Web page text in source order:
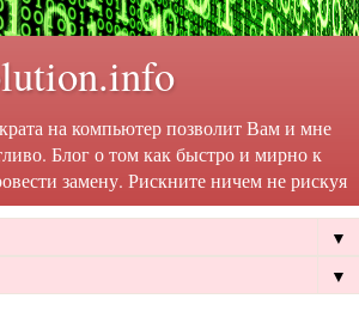
на компьютер позволит Вам и мне
Блог о том как быстро и мирно к
замену. Рискните ничем не рискуя
▼
▼